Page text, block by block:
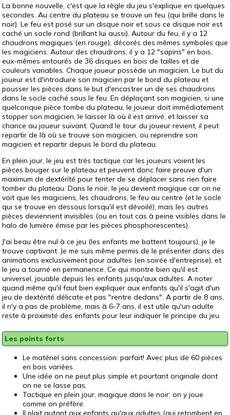
La bonne nouvelle, c'est que la règle du jeu s'explique en quelques
secondes. Au centre du plateau se trouve un feu (qui brille dans le
noir). Le feu est posé sur un disque noir et sous ce disque noir est
caché un socle rond (brillant lui aussi). Autour du feu, il y a 12
chaudrons magiques (en rouge), décorés des mêmes symboles que
les magiciens. Autour des chaudrons, il y a 12 "sapins" en bois,
eux-mêmes entourés de 36 disques en bois de tailles et de
couleurs variables. Chaque joueur possède un magicien. Le but du
joueur est d'introduire son magicien par le bord du plateau et
pousser les pièces dans le but d'encastrer un de ses chaudrons
dans le socle caché sous le feu. En déplaçant son magicien, si une
quelconque pièce tombe du plateau, le joueur doit immédiatement
stopper son magicien, le laisser là où il est arrivé, et laisser sa
chance au joueur suivant. Quand le tour du joueur revient, il peut
repartir de là où se trouve son magicien, ou reprendre son
magicien et repartir depuis le bord du plateau.
En plein jour, le jeu est très tactique car les joueurs voient les
pièces bouger sur le plateau et peuvent donc faire preuve d'un
maximum de dextérité pour tenter de se déplacer sans rien faire
tomber du plateau. Dans le noir, le jeu devient magique car on ne
voit que les magiciens, les chaudrons, le feu au centre (et le socle
qui se trouve en dessous lorsqu'il est dévoilé), mais les autres
pièces deviennent invisibles (ou en tout cas à peine visibles dans le
halo de lumière émise par les pièces phosphorescentes).
J'ai beau être nul à ce jeu (les enfants me battent toujours), je le
trouve captivant. Je me suis même permis de le présenter dans des
animations exclusivement pour adultes (en soirée d'entreprise), et
le jeu a tourné en permanence. Ce qui montre bien qu'il est
universel, jouable depuis les enfants jusqu'aux adultes. A noter
quand même qu'il faut bien expliquer aux enfants qu'il s'agit d'un
jeu de dextérité délicate et pas "rentre dedans". A partir de 8 ans,
il n'y a pas de problème, mais à 6-7 ans, il est utile qu'un adulte
reste à proximité des enfants pour leur indiquer le principe du jeu.
Les points forts
Le matériel sans concession: parfait! Avec plus de 60 pièces
en bois variées.
Une idée on ne peut plus simple et pourtant originale dont
on ne se lasse pas.
Tactique en plein jour, magique dans le noir: on y joue
comme on préfère.
Il plait autant aux enfants qu'aux adultes (qui retombent en